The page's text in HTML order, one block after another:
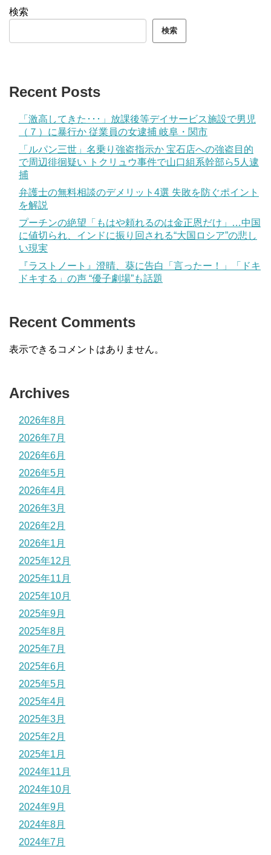
検索
検索
Recent Posts
「激高してきた･･･」放課後等デイサービス施設で男児
（７）に暴行か 従業員の女逮捕 岐阜・関市
「ルパン三世」名乗り強盗指示か 宝石店への強盗目的
で周辺徘徊疑い トクリュウ事件で山口組系幹部ら5人逮
捕
弁護士の無料相談のデメリット4選 失敗を防ぐポイント
を解説
プーチンの絶望「もはや頼れるのは金正恩だけ」…中国
に値切られ、インドに振り回される“大国ロシア”の悲し
い現実
『ラストノート』澄晴、葵に告白「言ったー！」「ドキ
ドキする」の声 “優子劇場”も話題
Recent Comments
表示できるコメントはありません。
Archives
2026年8月
2026年7月
2026年6月
2026年5月
2026年4月
2026年3月
2026年2月
2026年1月
2025年12月
2025年11月
2025年10月
2025年9月
2025年8月
2025年7月
2025年6月
2025年5月
2025年4月
2025年3月
2025年2月
2025年1月
2024年11月
2024年10月
2024年9月
2024年8月
2024年7月